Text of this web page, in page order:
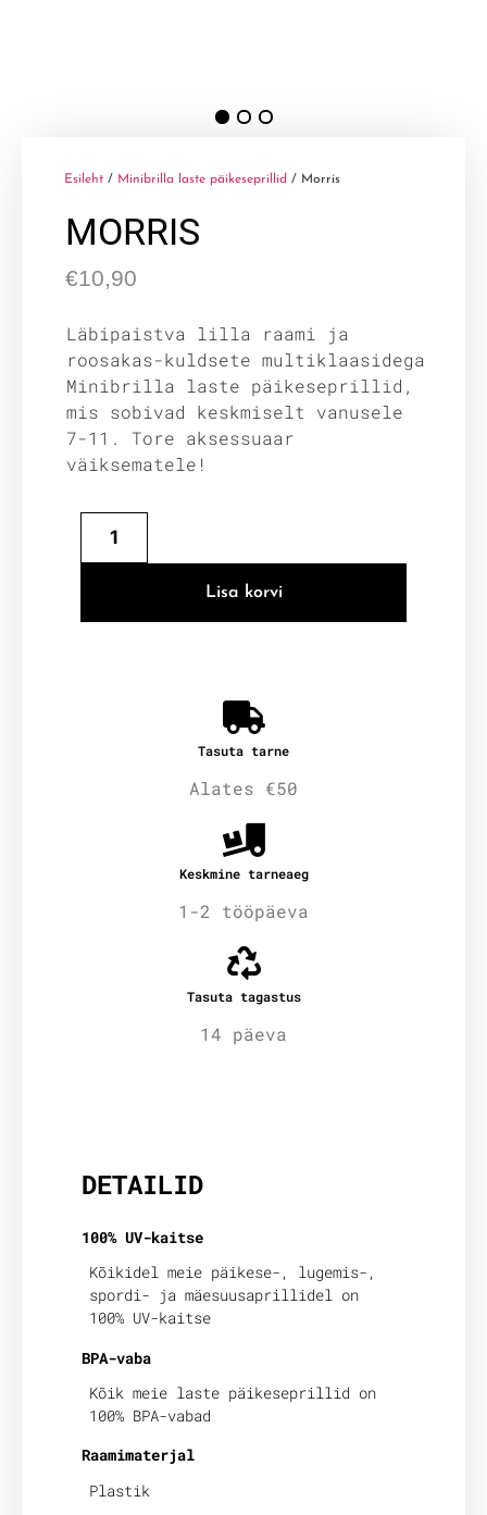
Esileht / Minibrilla laste päikeseprillid / Morris
MORRIS
€10,90
Läbipaistva lilla raami ja
roosakas-kuldsete multiklaasidega
Minibrilla laste päikeseprillid,
mis sobivad keskmiselt vanusele
7-11. Tore aksessuaar
väiksematele!
Lisa korvi
Tasuta tarne
Alates €50
Keskmine tarneaeg
1-2 tööpäeva
Tasuta tagastus
14 päeva
DETAILID
100% UV-kaitse
Kõikidel meie päikese-, lugemis-,
spordi- ja mäesuusaprillidel on
100% UV-kaitse
BPA-vaba
Kõik meie laste päikeseprillid on
100% BPA-vabad
Raamimaterjal
Plastik